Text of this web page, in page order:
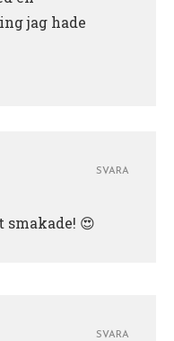
jag hade
😍
SVARA
SVARA